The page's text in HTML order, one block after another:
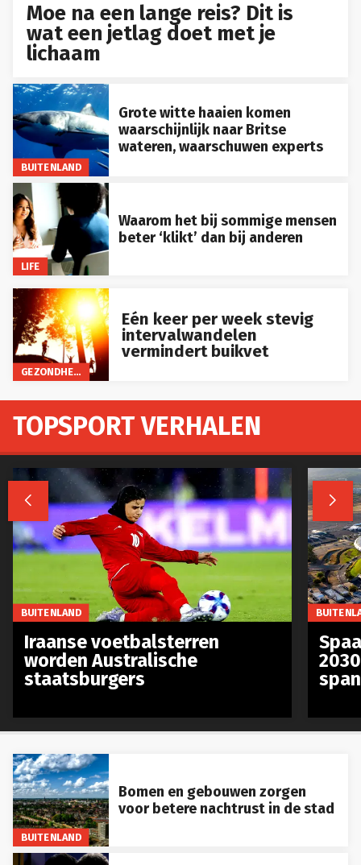
Moe na een lange reis? Dit is
wat een jetlag doet met je
lichaam
BUITENLAND
Grote witte haaien komen
waarschijnlijk naar Britse
wateren, waarschuwen experts
LIFE
Waarom het bij sommige mensen
beter ‘klikt’ dan bij anderen
GEZONDHEID
Eén keer per week stevig
intervalwandelen
vermindert buikvet
BUITENLAND
Bomen en gebouwen zorgen
voor betere nachtrust in de stad
TOPSPORT VERHALEN
 
BUITENLAND
Iraanse voetbalsterren
worden Australische
staatsburgers